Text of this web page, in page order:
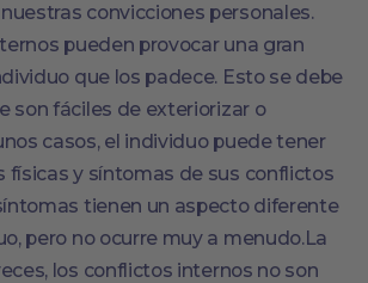
convicciones personales.
pueden provocar una gran
que los padece. Esto se debe
son fáciles de exteriorizar o
casos, el individuo puede tener
físicas y síntomas de sus conflictos
tienen un aspecto diferente
pero no ocurre muy a menudo.La
los conflictos internos no son